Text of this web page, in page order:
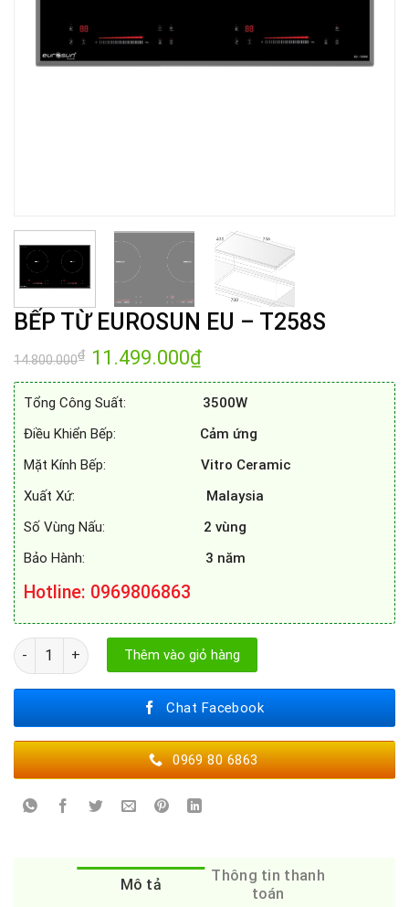
BẾP TỪ EUROSUN EU – T258S
14.800.000₫ Giá
gốc
là:
14.800.000₫.
11.499.000₫Giá
tại
11.499.000₫.
Tổng Công Suất: 3500W
Điều Khiển Bếp: Cảm ứng
Mặt Kính Bếp: Vitro Ceramic
Xuất Xứ:
Malaysia
Số Vùng Nấu: 2 vùng
Bảo Hành: 3 năm
Hotline: 0969806863
BẾP TỪ EUROSUN EU - T258S số lượng
Thêm vào giỏ hàng
Chat Facebook
0969 80 6863
Mô tả
Thông tin thanh
toán